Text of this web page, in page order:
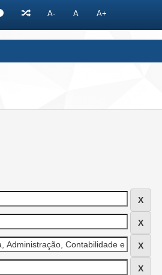
A- A A+